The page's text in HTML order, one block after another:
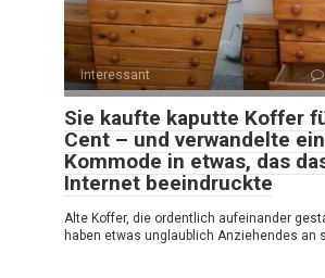
Interessant
Sie kaufte kaputte Koffer
Cent – und verwandelte
Kommode in etwas, das
Internet beeindruckte
Alte Koffer, die ordentlich aufeinander
haben etwas unglaublich Anziehendes an